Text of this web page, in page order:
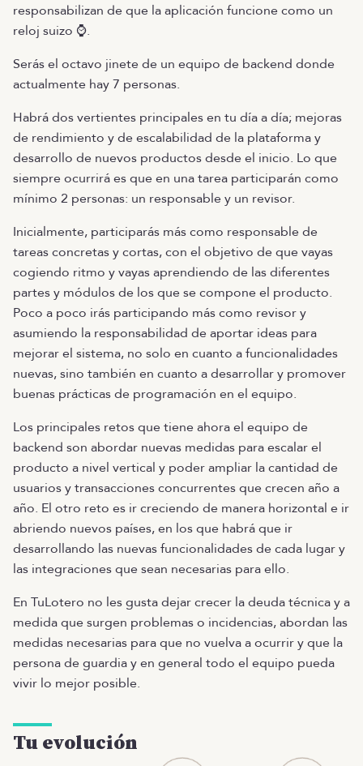
responsabilizan de que la aplicación funcione como un
reloj suizo ⌚.
Serás el octavo jinete de un equipo de backend donde
actualmente hay 7 personas.
Habrá dos vertientes principales en tu día a día; mejoras
de rendimiento y de escalabilidad de la plataforma y
desarrollo de nuevos productos desde el inicio. Lo que
siempre ocurrirá es que en una tarea participarán como
mínimo 2 personas: un responsable y un revisor.
Inicialmente, participarás más como responsable de
tareas concretas y cortas, con el objetivo de que vayas
cogiendo ritmo y vayas aprendiendo de las diferentes
partes y módulos de los que se compone el producto.
Poco a poco irás participando más como revisor y
asumiendo la responsabilidad de aportar ideas para
mejorar el sistema, no solo en cuanto a funcionalidades
nuevas, sino también en cuanto a desarrollar y promover
buenas prácticas de programación en el equipo.
Los principales retos que tiene ahora el equipo de
backend son abordar nuevas medidas para escalar el
producto a nivel vertical y poder ampliar la cantidad de
usuarios y transacciones concurrentes que crecen año a
año. El otro reto es ir creciendo de manera horizontal e ir
abriendo nuevos países, en los que habrá que ir
desarrollando las nuevas funcionalidades de cada lugar y
las integraciones que sean necesarias para ello.
En TuLotero no les gusta dejar crecer la deuda técnica y a
medida que surgen problemas o incidencias, abordan las
medidas necesarias para que no vuelva a ocurrir y que la
persona de guardia y en general todo el equipo pueda
vivir lo mejor posible.
Tu evolución